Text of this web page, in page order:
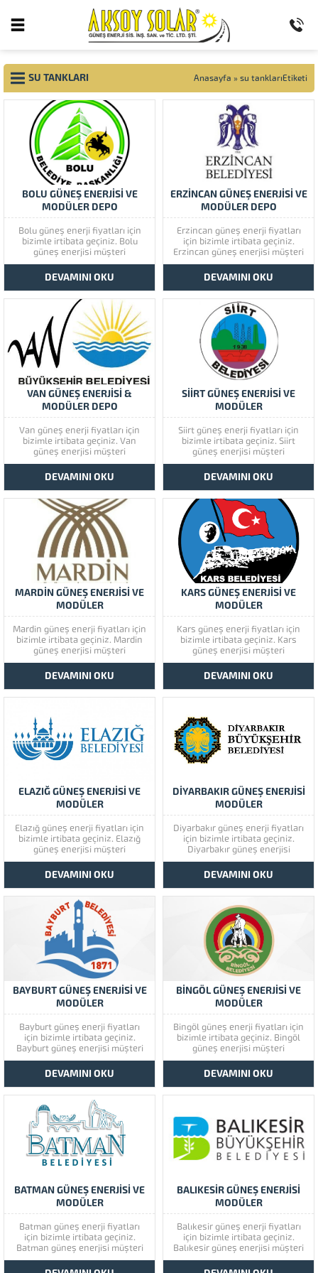
SU TANKLARI Anasayfa » su tanklarıEtiketi
BOLU GÜNEŞ ENERJİSİ VE
MODÜLER DEPO
Bolu güneş enerji fiyatları için
bizimle irtibata geçiniz. Bolu
güneş enerjisi müşteri
memnuniyetine çok önem
vermektedir. Bolu güneş
enerjisinin kaliteli ürünlerini
görmek için lütfen ürünlerimize
bir göz atınız. Türkiye’de başta
güney doğu olmak üzere tüm
illerimizde hizmet vermekteyiz.
Tüm soru,...
DEVAMINI OKU
ERZİNCAN GÜNEŞ ENERJİSİ VE
MODÜLER DEPO
Erzincan güneş enerji fiyatları
için bizimle irtibata geçiniz.
Erzincan güneş enerjisi müşteri
memnuniyetine çok önem
vermektedir. Erzincan güneş
enerjisinin kaliteli ürünlerini
görmek için lütfen ürünlerimize
bir göz atınız. Türkiye’de başta
güney doğu olmak üzere tüm
illerimizde hizmet vermekteyiz.
Tüm soru,...
DEVAMINI OKU
VAN GÜNEŞ ENERJİSİ &
MODÜLER DEPO
Van güneş enerji fiyatları için
bizimle irtibata geçiniz. Van
güneş enerjisi müşteri
memnuniyetine çok önem
vermektedir. Van güneş
enerjisinin kaliteli ürünlerini
görmek için lütfen ürünlerimize
bir göz atınız. Türkiye’de başta
güney doğu olmak üzere tüm
illerimizde hizmet vermekteyiz.
Tüm soru,...
DEVAMINI OKU
SİİRT GÜNEŞ ENERJİSİ VE
MODÜLER
Siirt güneş enerji fiyatları için
bizimle irtibata geçiniz. Siirt
güneş enerjisi müşteri
memnuniyetine çok önem
vermektedir. Siirt güneş
enerjisinin kaliteli ürünlerini
görmek için lütfen ürünlerimize
bir göz atınız. Türkiye’de başta
güney doğu olmak üzere tüm
illerimizde hizmet vermekteyiz.
Tüm soru,...
DEVAMINI OKU
MARDİN GÜNEŞ ENERJİSİ VE
MODÜLER
Mardin güneş enerji fiyatları için
bizimle irtibata geçiniz. Mardin
güneş enerjisi müşteri
memnuniyetine çok önem
vermektedir. Mardin güneş
enerjisinin kaliteli ürünlerini
görmek için lütfen ürünlerimize
illerimizde hizmet vermekteyiz.
Tüm soru,...
DEVAMINI OKU
KARS GÜNEŞ ENERJİSİ VE
MODÜLER
Kars güneş enerji fiyatları için
bizimle irtibata geçiniz. Kars
güneş enerjisi müşteri
memnuniyetine çok önem
vermektedir. Kars güneş
enerjisinin kaliteli ürünlerini
görmek için lütfen ürünlerimize
illerimizde hizmet vermekteyiz.
Tüm soru,...
DEVAMINI OKU
ELAZIĞ GÜNEŞ ENERJİSİ VE
MODÜLER
Elazığ güneş enerji fiyatları için
bizimle irtibata geçiniz. Elazığ
güneş enerjisi müşteri
memnuniyetine çok önem
vermektedir. Elazığ güneş
enerjisinin kaliteli ürünlerini
görmek için lütfen ürünlerimize
bir göz atınız. Türkiye’de başta
güney doğu olmak üzere tüm
illerimizde hizmet vermekteyiz.
Tüm soru,...
DEVAMINI OKU
DİYARBAKIR GÜNEŞ ENERJİSİ
MODÜLER
Diyarbakır güneş enerji fiyatları
için bizimle irtibata geçiniz.
Diyarbakır güneş enerjisi
müşteri memnuniyetine çok
önem vermektedir. Diyarbakır
güneş enerjisinin kaliteli
ürünlerini görmek için lütfen
ürünlerimize bir göz atınız.
Türkiye’de başta güney doğu
olmak üzere tüm illerimizde
hizmet vermekteyiz. Tüm soru,...
DEVAMINI OKU
BAYBURT GÜNEŞ ENERJİSİ VE
MODÜLER
Bayburt güneş enerji fiyatları
için bizimle irtibata geçiniz.
Bayburt güneş enerjisi müşteri
memnuniyetine çok önem
vermektedir. Bayburt güneş
enerjisinin kaliteli ürünlerini
görmek için lütfen ürünlerimize
bir göz atınız. Türkiye’de başta
güney doğu olmak üzere tüm
illerimizde hizmet vermekteyiz.
Tüm soru,...
DEVAMINI OKU
BİNGÖL GÜNEŞ ENERJİSİ VE
MODÜLER
Bingöl güneş enerji fiyatları için
bizimle irtibata geçiniz. Bingöl
güneş enerjisi müşteri
memnuniyetine çok önem
vermektedir. Bingöl güneş
enerjisinin kaliteli ürünlerini
görmek için lütfen ürünlerimize
illerimizde hizmet vermekteyiz.
Tüm soru,...
DEVAMINI OKU
BATMAN GÜNEŞ ENERJİSİ VE
MODÜLER
Batman güneş enerji fiyatları
için bizimle irtibata geçiniz.
Batman güneş enerjisi müşteri
memnuniyetine çok önem
vermektedir. Batman güneş
BALIKESİR GÜNEŞ ENERJİSİ
MODÜLER
Balıkesir güneş enerji fiyatları
için bizimle irtibata geçiniz.
Balıkesir güneş enerjisi müşteri
memnuniyetine çok önem
vermektedir. Balıkesir güneş